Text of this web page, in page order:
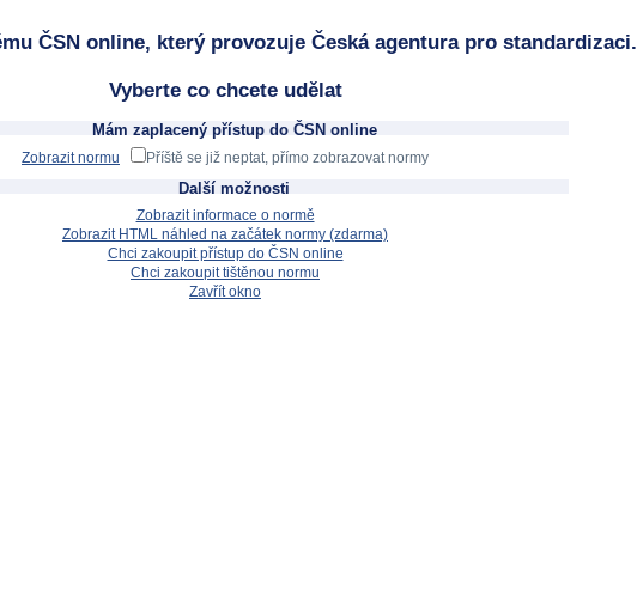
ČSN online, který provozuje Česká agentura pro standardizaci.
Vyberte co chcete udělat
Mám zaplacený přístup do ČSN online
Zobrazit normu Příště se již neptat, přímo zobrazovat normy
Další možnosti
Zobrazit informace o normě
Zobrazit HTML náhled na začátek normy (zdarma)
Chci zakoupit přístup do ČSN online
Chci zakoupit tištěnou normu
Zavřít okno